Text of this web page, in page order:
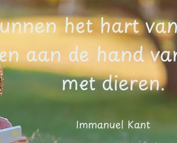
het hart
aan de hand
met dieren.
Immanuel Kant